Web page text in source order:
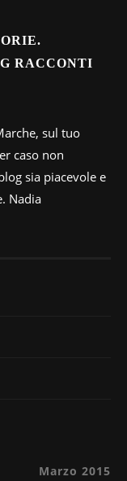
RACCONTI
sul tuo
caso non
sia piacevole e
Nadia
Marzo 2015